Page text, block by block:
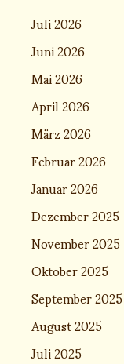
Juli 2026
Juni 2026
Mai 2026
April 2026
März 2026
Februar 2026
Januar 2026
Dezember 2025
November 2025
Oktober 2025
September 2025
August 2025
Juli 2025